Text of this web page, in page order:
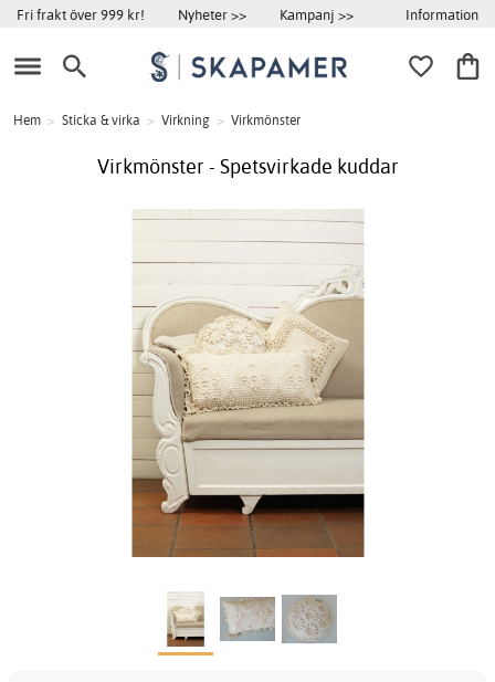
Fri frakt över 999 kr! Nyheter >> Kampanj >> Information
Hem > Sticka & virka > Virkning > Virkmönster
Virkmönster - Spetsvirkade kuddar